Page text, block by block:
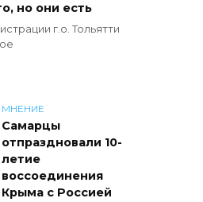
но они есть
г.о. Тольятти
МНЕНИЕ
Самарцы
отпраздновали 10-
летие
воссоединения
Крыма с Россией